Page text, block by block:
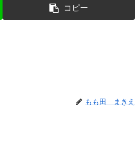
コピー
もも田 まきえ